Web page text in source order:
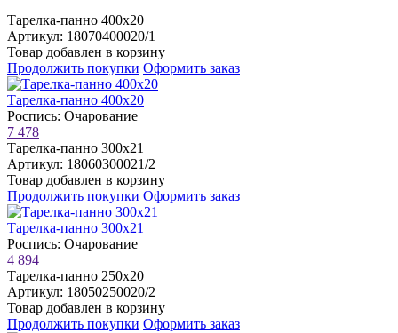
Тарелка-панно 400х20
Артикул: 18070400020/1
Товар добавлен в корзину
Продолжить покупки Оформить заказ
Тарелка-панно 400х20
Роспись: Очарование
7 478
Тарелка-панно 300х21
Артикул: 18060300021/2
Товар добавлен в корзину
Продолжить покупки Оформить заказ
Тарелка-панно 300х21
Роспись: Очарование
4 894
Тарелка-панно 250х20
Артикул: 18050250020/2
Товар добавлен в корзину
Продолжить покупки Оформить заказ